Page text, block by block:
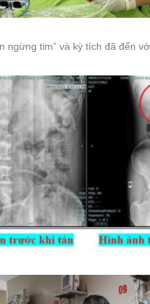
Người Bệnh
Tán Sỏi Qua Da Và Tán
– Kỹ Thuật Cao Loại
San Hô Thận